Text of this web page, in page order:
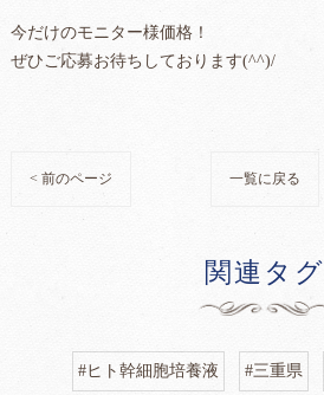
今だけのモニター様価格！
ぜひご応募お待ちしております(^^)/
< 前のページ 一覧に戻る
関連タグ
#ヒト幹細胞培養液 #三重県